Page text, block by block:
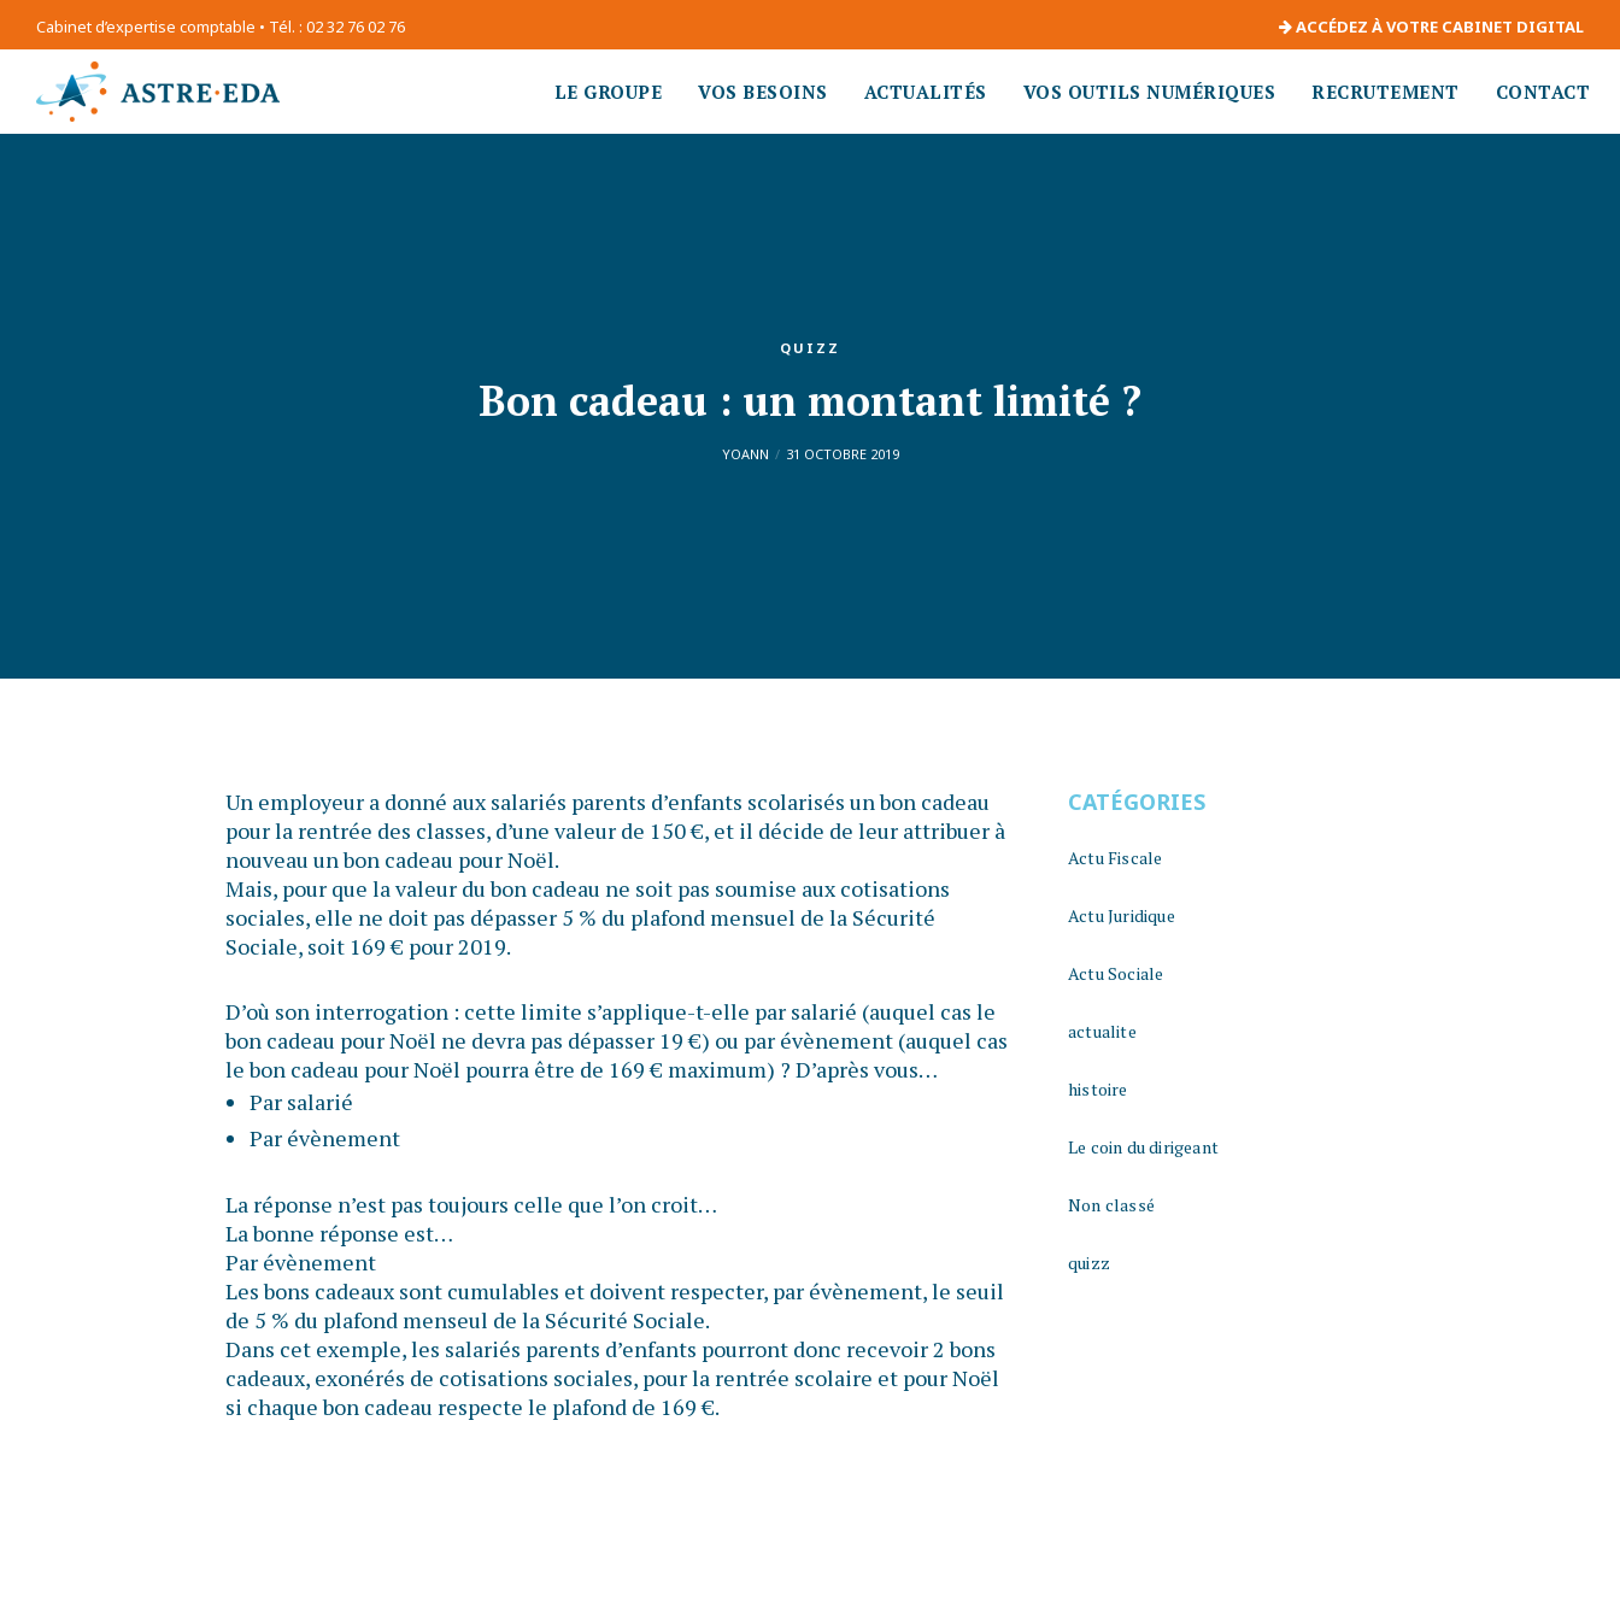
Cabinet d’expertise comptable • Tél. : 02 32 76 02 76 ACCÉDEZ À VOTRE CABINET DIGITAL
LE GROUPE VOS BESOINS ACTUALITÉS VOS OUTILS NUMÉRIQUES RECRUTEMENT CONTACT
QUIZZ
Bon cadeau : un montant limité ?
YOANN 31 OCTOBRE 2019
Un employeur a donné aux salariés parents d’enfants scolarisés un bon cadeau
pour la rentrée des classes, d’une valeur de 150 €, et il décide de leur attribuer à
nouveau un bon cadeau pour Noël.
Mais, pour que la valeur du bon cadeau ne soit pas soumise aux cotisations
sociales, elle ne doit pas dépasser 5 % du plafond mensuel de la Sécurité
Sociale, soit 169 € pour 2019.
D’où son interrogation : cette limite s’applique-t-elle par salarié (auquel cas le
bon cadeau pour Noël ne devra pas dépasser 19 €) ou par évènement (auquel cas
le bon cadeau pour Noël pourra être de 169 € maximum) ? D’après vous…
Par salarié
Par évènement
La réponse n’est pas toujours celle que l’on croit…
La bonne réponse est…
Par évènement
Les bons cadeaux sont cumulables et doivent respecter, par évènement, le seuil
de 5 % du plafond menseul de la Sécurité Sociale.
Dans cet exemple, les salariés parents d’enfants pourront donc recevoir 2 bons
cadeaux, exonérés de cotisations sociales, pour la rentrée scolaire et pour Noël
si chaque bon cadeau respecte le plafond de 169 €.
CATÉGORIES
Actu Fiscale
Actu Juridique
Actu Sociale
actualite
histoire
Le coin du dirigeant
Non classé
quizz